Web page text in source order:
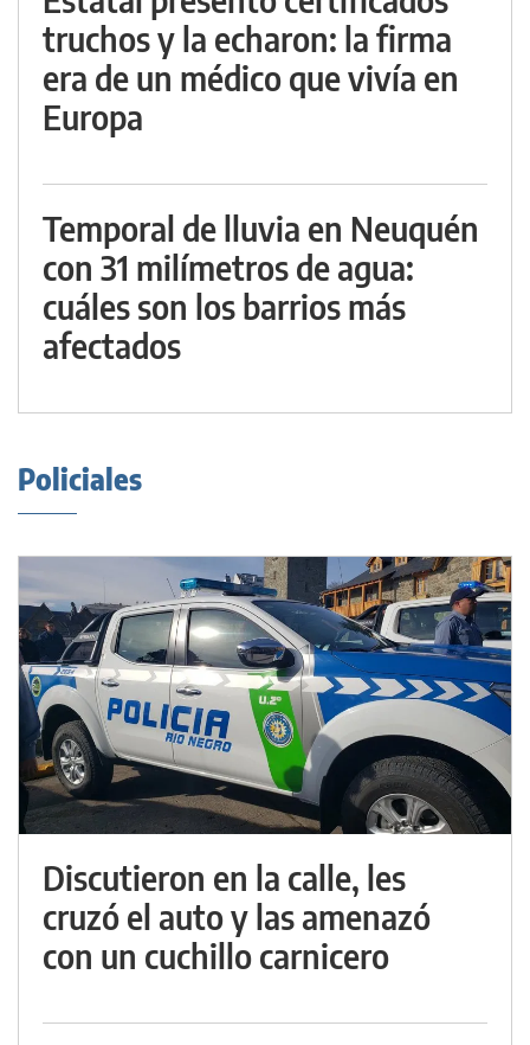
truchos y la echaron: la firma
era de un médico que vivía en
Europa
Temporal de lluvia en Neuquén
con 31 milímetros de agua:
cuáles son los barrios más
afectados
Policiales
Discutieron en la calle, les
cruzó el auto y las amenazó
con un cuchillo carnicero